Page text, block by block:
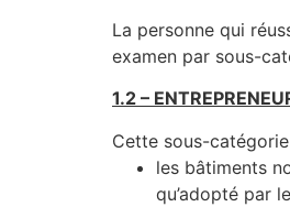
La personne qui
examen par sous-
1.2 –
Cette sous-
les bâtiments
qu’adopté par